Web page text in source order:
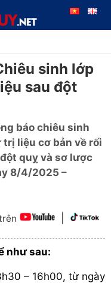
sinh lớp
sau đột
báo chiêu sinh
trị liệu cơ bản về rối
quỵ và sơ lược
8/4/2025 –
như sau:
– 16h00, từ ngày